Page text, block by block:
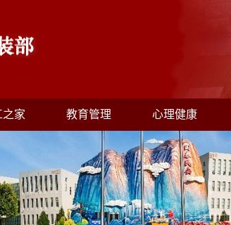
之家 教育管理 心理健康